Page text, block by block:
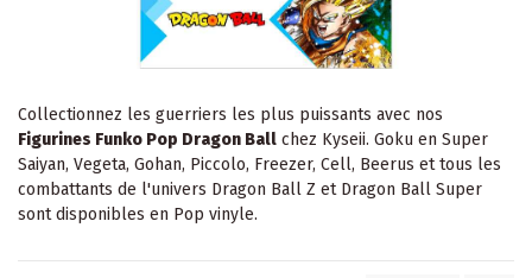
Collectionnez les guerriers les plus puissants avec nos
Figurines Funko Pop Dragon Ball chez Kyseii. Goku en Super
Saiyan, Vegeta, Gohan, Piccolo, Freezer, Cell, Beerus et tous les
combattants de l'univers Dragon Ball Z et Dragon Ball Super
sont disponibles en Pop vinyle.